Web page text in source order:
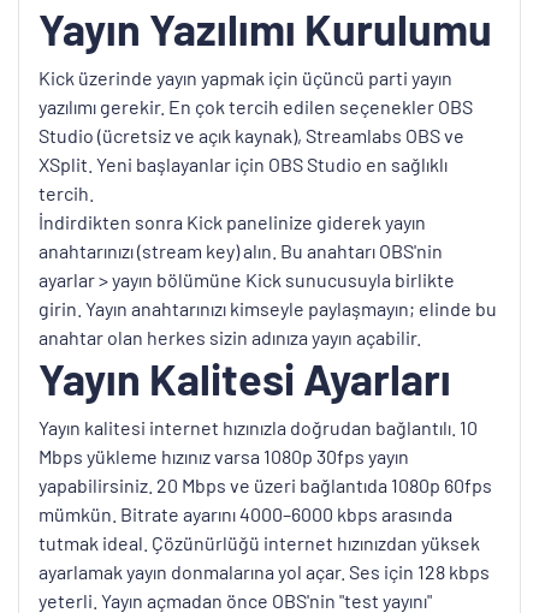
Yayın Yazılımı Kurulumu
Kick üzerinde yayın yapmak için üçüncü parti yayın
yazılımı gerekir. En çok tercih edilen seçenekler OBS
Studio (ücretsiz ve açık kaynak), Streamlabs OBS ve
XSplit. Yeni başlayanlar için OBS Studio en sağlıklı
tercih.
İndirdikten sonra Kick panelinize giderek yayın
anahtarınızı (stream key) alın. Bu anahtarı OBS'nin
ayarlar > yayın bölümüne Kick sunucusuyla birlikte
girin. Yayın anahtarınızı kimseyle paylaşmayın; elinde bu
anahtar olan herkes sizin adınıza yayın açabilir.
Yayın Kalitesi Ayarları
Yayın kalitesi internet hızınızla doğrudan bağlantılı. 10
Mbps yükleme hızınız varsa 1080p 30fps yayın
yapabilirsiniz. 20 Mbps ve üzeri bağlantıda 1080p 60fps
mümkün. Bitrate ayarını 4000–6000 kbps arasında
tutmak ideal. Çözünürlüğü internet hızınızdan yüksek
ayarlamak yayın donmalarına yol açar. Ses için 128 kbps
yeterli. Yayın açmadan önce OBS'nin "test yayını"